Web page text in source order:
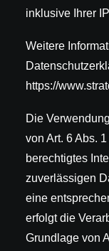
inklusive Ihrer
Weitere
https://
Die
von Art. 6 Abs.
berechtigtes
zuverlässigen
eine
erfolgt die
Grundlage von